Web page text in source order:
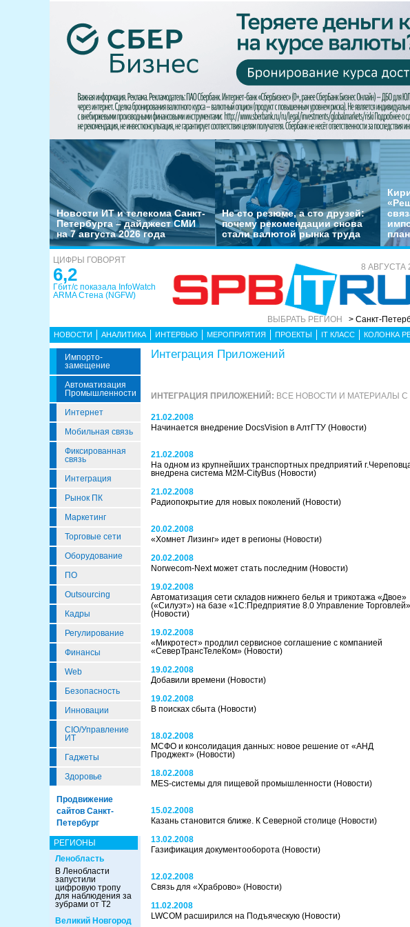
Новости ИТ и телекома Санкт-
Петербурга – дайджест СМИ
на 7 августа 2026 года
Не сто резюме, а сто друзей:
почему рекомендации снова
стали валютой рынка труда
ЦИФРЫ ГОВОРЯТ
6,2
Гбит/с показала InfoWatch
ARMA Стена (NGFW)
8 АВГУСТА
ВЫБРАТЬ РЕГИОН > Санкт-
НОВОСТИ АНАЛИТИКА ИНТЕРВЬЮ МЕРОПРИЯТИЯ ПРОЕКТЫ IT КЛАСС КОЛОНКА
Импорто­
Замещение
Автоматизация
Промышленности
Интернет
Мобильная связь
Фиксированная
связь
Интеграция
Рынок ПК
Маркетинг
Торговые сети
Оборудование
ПО
Outsourcing
Кадры
Регулирование
Финансы
Web
Безопасность
Инновации
CIO/Управление
ИТ
Гаджеты
Здоровье
Продвижение
сайтов Санкт-
Петербург
РЕГИОНЫ
Ленобласть
В Ленобласти
запустили
цифровую тропу
для наблюдения за
зубрами от Т2
Великий Новгород
Интеграция Приложений
ИНТЕГРАЦИЯ ПРИЛОЖЕНИЙ: ВСЕ НОВОСТИ И МАТЕРИАЛЫ
21.02.2008
Начинается внедрение DocsVision в АлтГТУ (Новости)
21.02.2008
На одном из крупнейших транспортных предприятий
внедрена система M2M-CityBus (Новости)
21.02.2008
Радиопокрытие для новых поколений (Новости)
20.02.2008
«Хомнет Лизинг» идет в регионы (Новости)
20.02.2008
Norwecom-Next может стать последним (Новости)
19.02.2008
Автоматизация сети складов нижнего белья и трикотажа «Двое»
(«Силуэт») на базе «1С:Предприятие 8.0 Управление
(Новости)
19.02.2008
«Микротест» продлил сервисное соглашение с компанией
«СеверТрансТелеКом» (Новости)
19.02.2008
Добавили времени (Новости)
19.02.2008
В поисках сбыта (Новости)
18.02.2008
МСФО и консолидация данных: новое решение от «АНД
Проджект» (Новости)
18.02.2008
MES-системы для пищевой промышленности (Новости)
15.02.2008
Казань становится ближе. К Северной столице (Новости)
13.02.2008
Газификация документооборота (Новости)
12.02.2008
Связь для «Храброво» (Новости)
11.02.2008
LWCOM расширился на Подъяческую (Новости)